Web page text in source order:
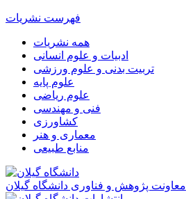
فهرست نشریات
همه نشریات
ادبیات و علوم انسانی
تربیت بدنی و علوم ورزشی
علوم پایه
علوم ریاضی
فنی و مهندسی
کشاورزی
معماری و هنر
منابع طبیعی
معاونت پژوهش و فناوری دانشگاه گیلان